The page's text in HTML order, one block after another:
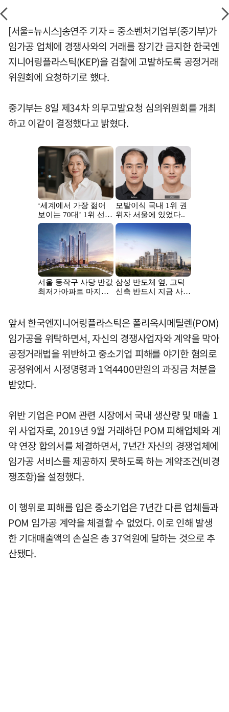
[서울=뉴시스]송연주 기자 = 중소벤처기업부(중기부)가
임가공 업체에 경쟁사와의 거래를 장기간 금지한 한국엔
지니어링플라스틱(KEP)을 검찰에 고발하도록 공정거래
위원회에 요청하기로 했다.
중기부는 8일 제34차 의무고발요청 심의위원회를 개최
하고 이같이 결정했다고 밝혔다.
앞서 한국엔지니어링플라스틱은 폴리옥시메틸렌(POM)
임가공을 위탁하면서, 자신의 경쟁사업자와 계약을 막아
공정거래법을 위반하고 중소기업 피해를 야기한 혐의로
공정위에서 시정명령과 1억4400만원의 과징금 처분을
받았다.
위반 기업은 POM 관련 시장에서 국내 생산량 및 매출 1
위 사업자로, 2019년 9월 거래하던 POM 피해업체와 계
약 연장 합의서를 체결하면서, 7년간 자신의 경쟁업체에
임가공 서비스를 제공하지 못하도록 하는 계약조건(비경
쟁조항)을 설정했다.
이 행위로 피해를 입은 중소기업은 7년간 다른 업체들과
POM 임가공 계약을 체결할 수 없었다. 이로 인해 발생
한 기대매출액의 손실은 총 37억원에 달하는 것으로 추
산됐다.